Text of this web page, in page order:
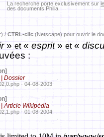
La recherche porte exclusivement sur
des documents Philia.
/ CTRL-clic (Netscape) pour ouvrir le
» et« esprit» et«
:
Dossier
- 04-08-2003
Article Wikipédia
- 01-08-2004